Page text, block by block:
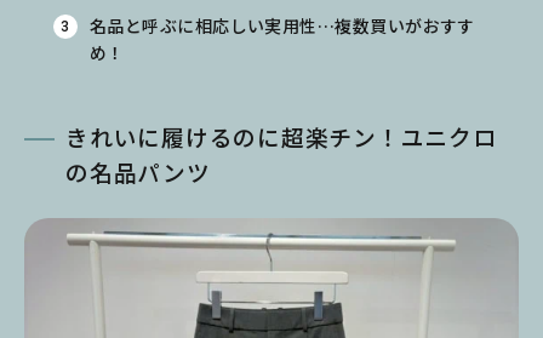
名品と呼ぶに相応しい実用性…複数買いがおすす
め！
きれいに履けるのに超楽チン！ユニクロ
の名品パンツ